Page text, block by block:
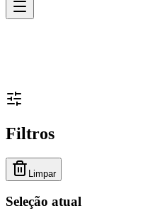
Filtros
Limpar
Seleção atual